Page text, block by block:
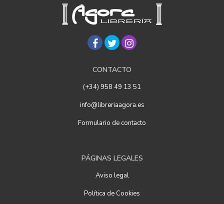
CONTACTO
(+34) 958 49 13 51
info@libreriaagora.es
Formulario de contacto
PÁGINAS LEGALES
Aviso legal
Política de Cookies